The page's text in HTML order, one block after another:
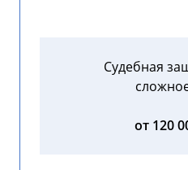
Судебная
от 120